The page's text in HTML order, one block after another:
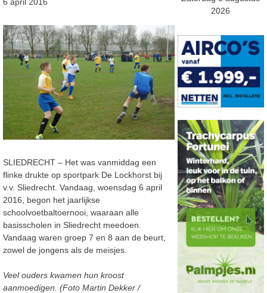
6 april 2016
SLIEDRECHT – Het was vanmiddag een
flinke drukte op sportpark De Lockhorst bij
v.v. Sliedrecht. Vandaag, woensdag 6 april
2016, begon het jaarlijkse
schoolvoetbaltoernooi, waaraan alle
basisscholen in Sliedrecht meedoen.
Vandaag waren groep 7 en 8 aan de beurt,
zowel de jongens als de meisjes.
Veel ouders kwamen hun kroost
aanmoedigen. (Foto Martin Dekker /
2026